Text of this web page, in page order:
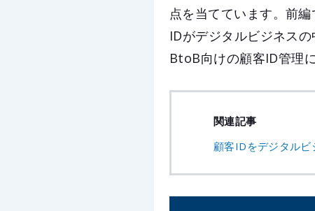
点を当てています。前
IDがデジタルビジネス
BtoB向けの顧客ID管理
関連記事
顧客IDをデジタル